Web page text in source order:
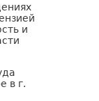
и
в г.